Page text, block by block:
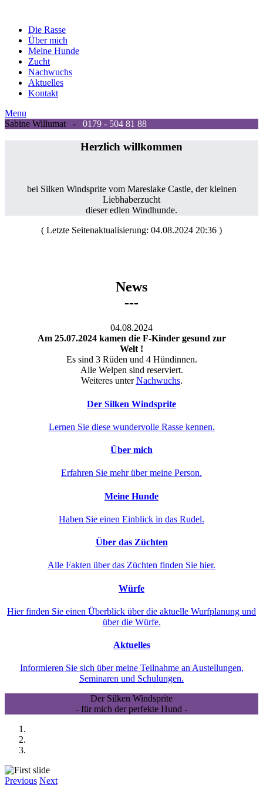
Die Rasse
Über mich
Meine Hunde
Zucht
Nachwuchs
Aktuelles
Kontakt
Menu
Sabine Willumat - 0179 - 504 81 88
Herzlich willkommen
bei Silken Windsprite vom Mareslake Castle, der kleinen
Liebhaberzucht
dieser edlen Windhunde.
( Letzte Seitenaktualisierung: 04.08.2024 20:36 )
News
---
04.08.2024
Am 25.07.2024 kamen die F-Kinder gesund zur
Welt !
Es sind 3 Rüden und 4 Hündinnen.
Alle Welpen sind reserviert.
Weiteres unterNachwuchs.
Der Silken Windsprite
Lernen Sie diese wundervolle Rasse kennen.
Über mich
Erfahren Sie mehr über meine Person.
Meine Hunde
Haben Sie einen Einblick in das Rudel.
Über das Züchten
Alle Fakten über das Züchten finden Sie hier.
Würfe
Hier finden Sie einen Überblick über die aktuelle Wurfplanung und
über die Würfe.
Aktuelles
Informieren Sie sich über meine Teilnahme an Austellungen,
Seminaren und Schulungen.
Der Silken Windsprite
- für mich der perfekte Hund -
Previous Next